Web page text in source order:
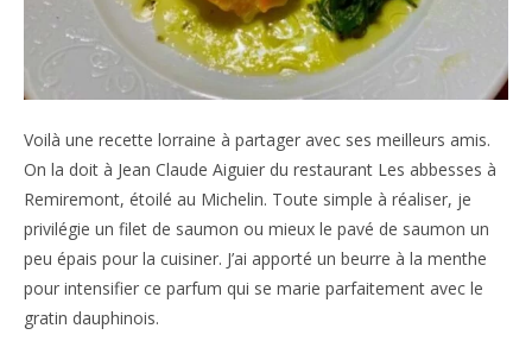
Voilà une recette lorraine à partager avec ses meilleurs amis.
On la doit à Jean Claude Aiguier du restaurant Les abbesses à
Remiremont, étoilé au Michelin. Toute simple à réaliser, je
privilégie un filet de saumon ou mieux le pavé de saumon un
peu épais pour la cuisiner. J’ai apporté un beurre à la menthe
pour intensifier ce parfum qui se marie parfaitement avec le
gratin dauphinois.